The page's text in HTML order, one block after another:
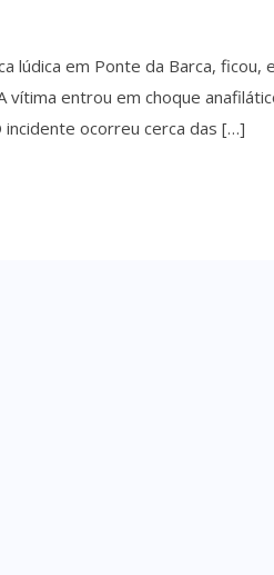
lúdica em Ponte da Barca, ficou,
entrou em choque
ocorreu cerca das […]